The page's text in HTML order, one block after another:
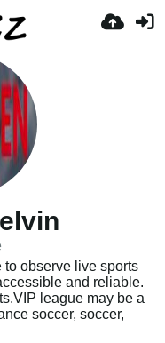
observe live sports
and reliable.
league may be a
soccer, soccer,